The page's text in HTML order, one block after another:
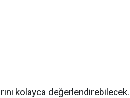
kolayca değerlendirebilecek.